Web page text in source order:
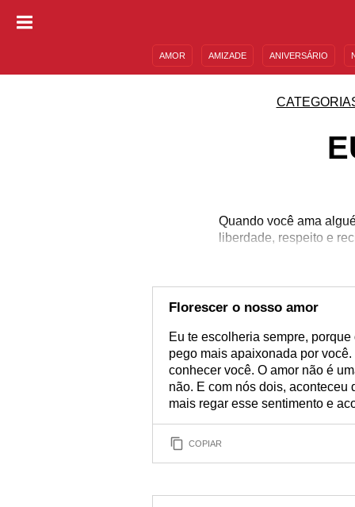
AMOR AMIZADE ANIVERSÁRIO
Quando você ama
liberdade, respeito e
Florescer o nosso amor
Eu te escolheria sempre,
pego mais apaixonada por
conhecer você. O amor não é
não. E com nós dois, aconteceu
mais regar esse sentimento e
COPIAR